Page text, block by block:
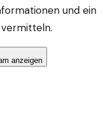
und ein
anzeigen